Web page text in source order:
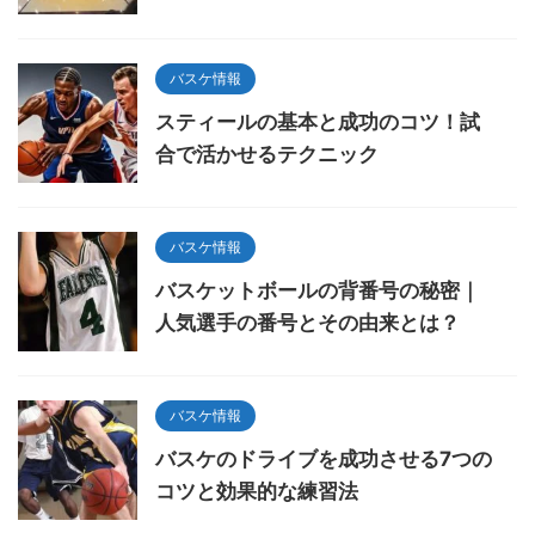
バスケ情報
スティールの基本と成功のコツ！試
合で活かせるテクニック
バスケ情報
バスケットボールの背番号の秘密｜
人気選手の番号とその由来とは？
バスケ情報
バスケのドライブを成功させる7つの
コツと効果的な練習法